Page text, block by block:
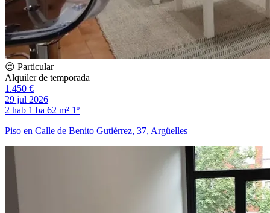
😍 Particular
Alquiler de temporada
1.450 €
29 jul 2026
2 hab 1 ba 62 m² 1º
Piso en Calle de Benito Gutiérrez, 37, Argüelles